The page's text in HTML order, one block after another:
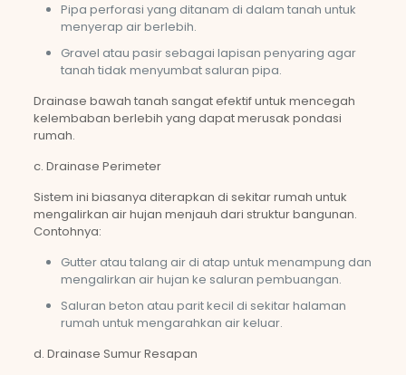
Pipa perforasi yang ditanam di dalam tanah untuk
menyerap air berlebih.
Gravel atau pasir sebagai lapisan penyaring agar
tanah tidak menyumbat saluran pipa.
Drainase bawah tanah sangat efektif untuk mencegah
kelembaban berlebih yang dapat merusak pondasi
rumah.
c. Drainase Perimeter
Sistem ini biasanya diterapkan di sekitar rumah untuk
mengalirkan air hujan menjauh dari struktur bangunan.
Contohnya:
Gutter atau talang air di atap untuk menampung dan
mengalirkan air hujan ke saluran pembuangan.
Saluran beton atau parit kecil di sekitar halaman
rumah untuk mengarahkan air keluar.
d. Drainase Sumur Resapan